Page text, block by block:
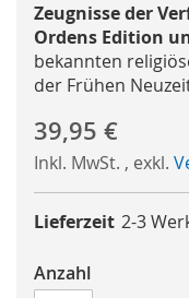
Zeugnisse der
Ordens Edition
bekannten
der Frühen
39,95 €
Inkl. MwSt. , exkl.
Lieferzeit 2-3
Anzahl